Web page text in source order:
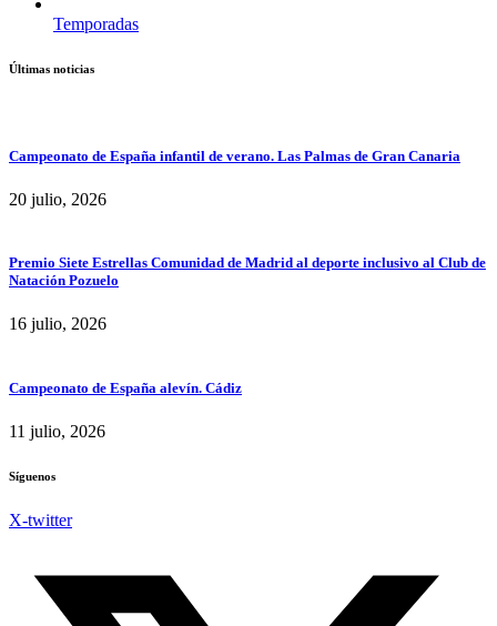
Temporadas
Últimas noticias
Campeonato de España infantil de verano. Las Palmas de Gran Canaria
20 julio, 2026
Premio Siete Estrellas Comunidad de Madrid al deporte inclusivo al Club de
Natación Pozuelo
16 julio, 2026
Campeonato de España alevín. Cádiz
11 julio, 2026
Síguenos
X-twitter